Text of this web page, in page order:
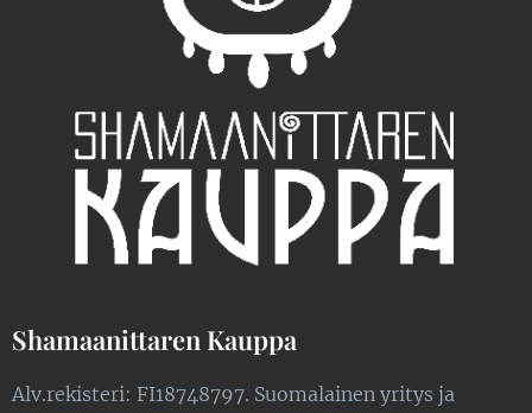
Shamaanittaren Kauppa
Alv.rekisteri: FI18748797. Suomalainen yritys ja